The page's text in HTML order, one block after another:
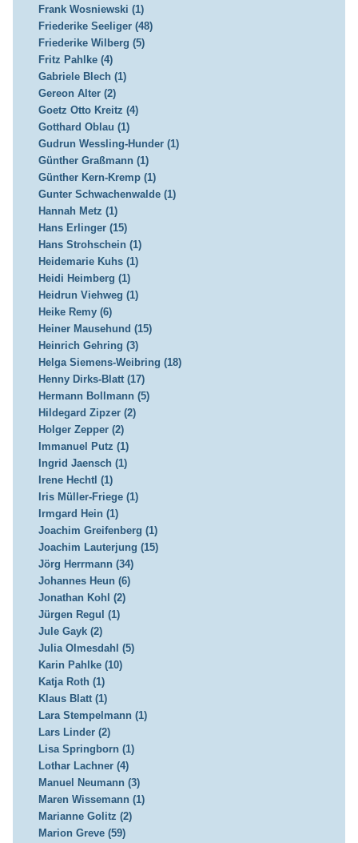
Frank Wosniewski (1)
Friederike Seeliger (48)
Friederike Wilberg (5)
Fritz Pahlke (4)
Gabriele Blech (1)
Gereon Alter (2)
Goetz Otto Kreitz (4)
Gotthard Oblau (1)
Gudrun Wessling-Hunder (1)
Günther Graßmann (1)
Günther Kern-Kremp (1)
Gunter Schwachenwalde (1)
Hannah Metz (1)
Hans Erlinger (15)
Hans Strohschein (1)
Heidemarie Kuhs (1)
Heidi Heimberg (1)
Heidrun Viehweg (1)
Heike Remy (6)
Heiner Mausehund (15)
Heinrich Gehring (3)
Helga Siemens-Weibring (18)
Henny Dirks-Blatt (17)
Hermann Bollmann (5)
Hildegard Zipzer (2)
Holger Zepper (2)
Immanuel Putz (1)
Ingrid Jaensch (1)
Irene Hechtl (1)
Iris Müller-Friege (1)
Irmgard Hein (1)
Joachim Greifenberg (1)
Joachim Lauterjung (15)
Jörg Herrmann (34)
Johannes Heun (6)
Jonathan Kohl (2)
Jürgen Regul (1)
Jule Gayk (2)
Julia Olmesdahl (5)
Karin Pahlke (10)
Katja Roth (1)
Klaus Blatt (1)
Lara Stempelmann (1)
Lars Linder (2)
Lisa Springborn (1)
Lothar Lachner (4)
Manuel Neumann (3)
Maren Wissemann (1)
Marianne Golitz (2)
Marion Greve (59)